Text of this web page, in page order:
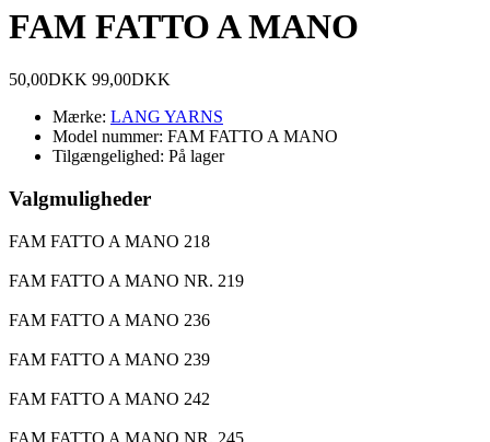
FAM FATTO A MANO
50,00DKK 99,00DKK
Mærke: LANG YARNS
Model nummer: FAM FATTO A MANO
Tilgængelighed: På lager
Valgmuligheder
FAM FATTO A MANO 218
FAM FATTO A MANO NR. 219
FAM FATTO A MANO 236
FAM FATTO A MANO 239
FAM FATTO A MANO 242
FAM FATTO A MANO NR. 245